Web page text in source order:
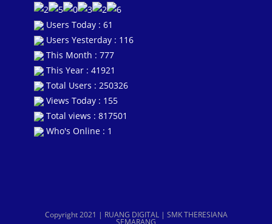
Users Today : 61
Users Yesterday : 116
This Month : 777
This Year : 41921
Total Users : 250326
Views Today : 155
Total views : 817501
Who's Online : 1
Copyright 2021 | RUANG DIGITAL | SMK THERESIANA
SEMARANG